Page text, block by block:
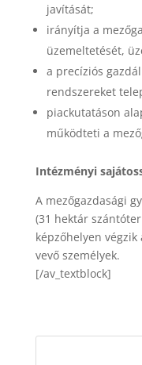
javítását;
irányítja a
üzemeltetését,
a precíziós
rendszereket
piackutatáson
működteti a
Intézményi
A mezőgazdasági
(31 hektár
képzőhelyen
vevő személyek.
[/av_textblock]